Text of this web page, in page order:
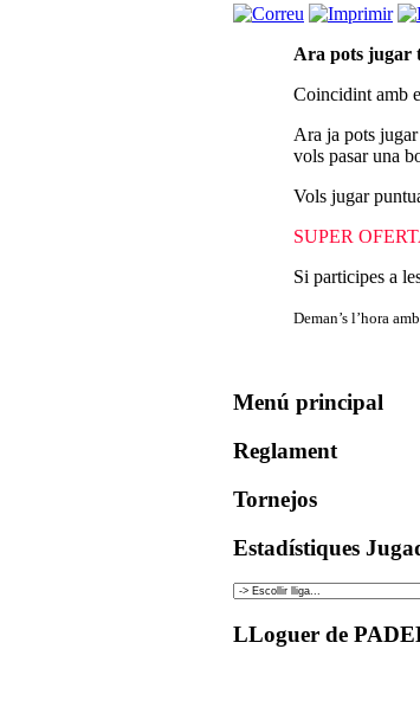
Ara pots jugar
Coincidint amb
Ara ja pots jugar
vols pasar una
Vols jugar
SUPER
Si participes a
Deman’s l’hora
Menú principal
Reglament
Tornejos
Estadístiques
LLoguer de